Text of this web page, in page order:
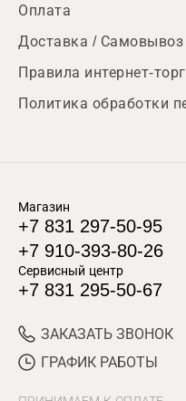
Оплата
Доставка / Самовывоз
Правила интернет-
Политика обработки
Магазин
+7 831 297-50-95
+7 910-393-80-26
Сервисный центр
+7 831 295-50-67
ЗАКАЗАТЬ ЗВОНОК
ГРАФИК РАБОТЫ